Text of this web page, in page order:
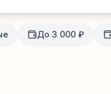
До 3 000 ₽